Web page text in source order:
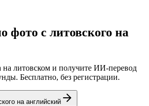
фото с литовского на
на литовском и получите ИИ-перевод
Бесплатно, без регистрации.
на английский